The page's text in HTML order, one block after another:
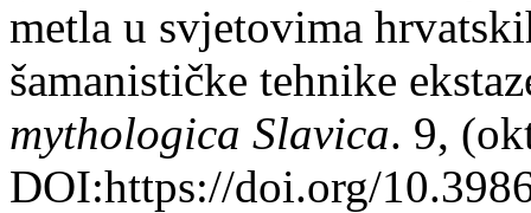
metla u svjetovima
šamanističke tehnike
mythologica Slavica. 9,
DOI:https://doi.org/